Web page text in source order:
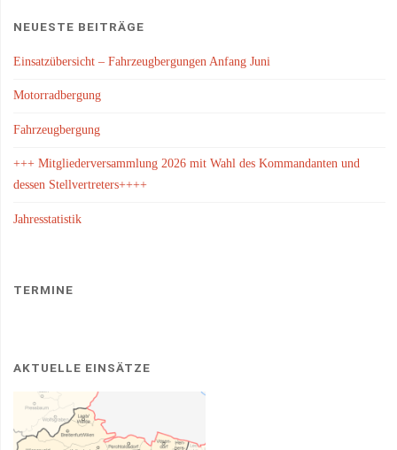
NEUESTE BEITRÄGE
Einsatzübersicht – Fahrzeugbergungen Anfang Juni
Motorradbergung
Fahrzeugbergung
+++ Mitgliederversammlung 2026 mit Wahl des Kommandanten und
dessen Stellvertreters++++
Jahresstatistik
TERMINE
AKTUELLE EINSÄTZE